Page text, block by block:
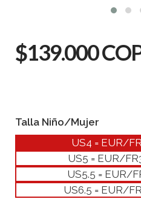
$139.000
Talla Niño/Mujer
US4 = EUR/
US5 = EUR/
US5.5 = EUR/
US6.5 = EUR/